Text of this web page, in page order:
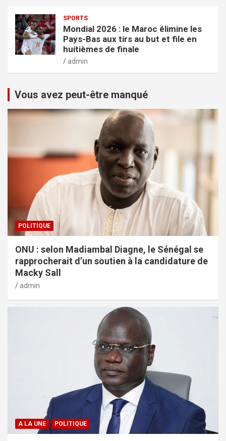
SPORTS
Mondial 2026 : le Maroc élimine les
Pays-Bas aux tirs au but et file en
huitièmes de finale
admin
Vous avez peut-être manqué
POLITIQUE
ONU : selon Madiambal Diagne, le Sénégal se
rapprocherait d’un soutien à la candidature de
Macky Sall
admin
A LA UNE POLITIQUE